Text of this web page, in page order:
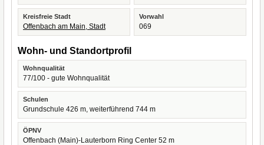
Kreisfreie Stadt
Offenbach am Main, Stadt
Vorwahl
069
Wohn- und Standortprofil
Wohnqualität
77/100 - gute Wohnqualität
Schulen
Grundschule 426 m, weiterführend 744 m
ÖPNV
Offenbach (Main)-Lauterborn Ring Center 52 m